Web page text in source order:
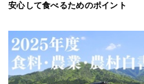
安心して食べるためのポイント